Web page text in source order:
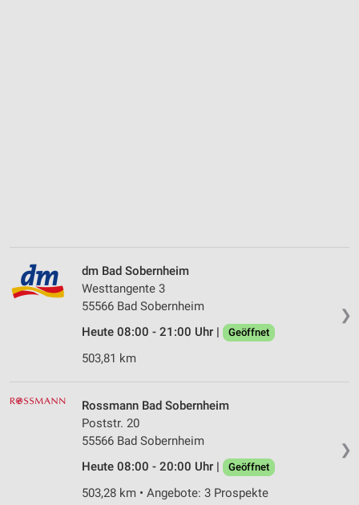
❯
dm Bad Sobernheim
Westtangente 3
55566 Bad Sobernheim
Heute 08:00 - 21:00 Uhr |
Geöffnet
503,81 km
❯
Rossmann Bad Sobernheim
Poststr. 20
55566 Bad Sobernheim
Heute 08:00 - 20:00 Uhr |
Geöffnet
503,28 km • Angebote: 3 Prospekte